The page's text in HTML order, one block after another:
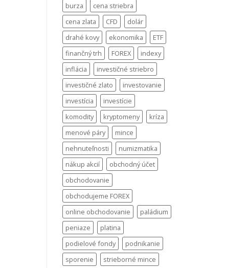
burza
cena striebra
cena zlata
CFD
dolár
drahé kovy
ekonomika
ETF
finančný trh
FOREX
indexy
inflácia
investičné striebro
investičné zlato
investovanie
investícia
investície
komodity
kryptomeny
kríza
menové páry
mince
nehnuteľnosti
numizmatika
nákup akcií
obchodný účet
obchodovanie
obchodujeme FOREX
online obchodovanie
paládium
peniaze
platina
podielové fondy
podnikanie
sporenie
strieborné mince